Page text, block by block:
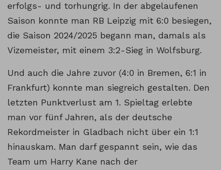
erfolgs- und torhungrig. In der abgelaufenen
Saison konnte man RB Leipzig mit 6:0 besiegen,
die Saison 2024/2025 begann man, damals als
Vizemeister, mit einem 3:2-Sieg in Wolfsburg.
Und auch die Jahre zuvor (4:0 in Bremen, 6:1 in
Frankfurt) konnte man siegreich gestalten. Den
letzten Punktverlust am 1. Spieltag erlebte
man vor fünf Jahren, als der deutsche
Rekordmeister in Gladbach nicht über ein 1:1
hinauskam. Man darf gespannt sein, wie das
Team um Harry Kane nach der